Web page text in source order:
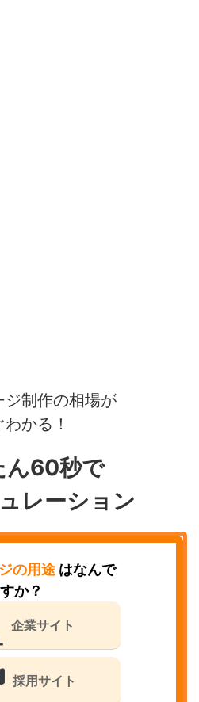
ジ制作の相場が
かる！
ん60秒で
レーション
の用途 はなんで
すか？
企業サイト
採用サイト